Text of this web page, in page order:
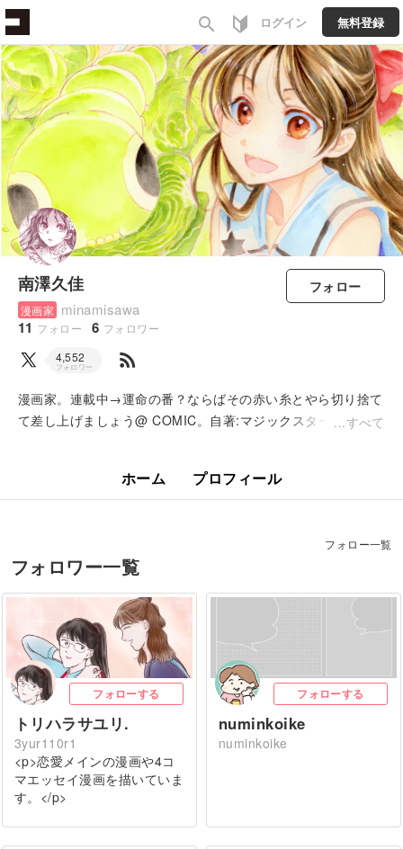
search ログイン 無料登録
南澤久佳
漫画家 minamisawa
11 フォロー 6 フォロワー
フォロー
4,552
フォロワー rss_feed
漫画家。連載中→運命の番？ならばその赤い糸とやら切り捨て
て差し上げましょう@ COMIC。自著:マジックスター学院、
すべて
ホーム プロフィール
フォロワー一覧
フォロー一覧
フォローする
トリハラサユリ.
3yur110r1
<p>恋愛メインの漫画や4コ
マエッセイ漫画を描いていま
す。</p>
フォローする
numinkoike
numinkoike